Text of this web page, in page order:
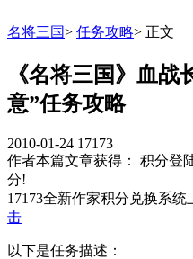
名将三国> 任务攻略> 正文
《名将三国》血战
意”任务攻略
2010-01-24 17173
作者本篇文章获得： 积分登
分!
17173全新作家积分兑换系
击
以下是任务描述：